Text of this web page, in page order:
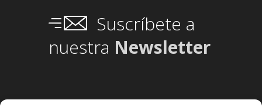
Suscríbete a
nuestra Newsletter